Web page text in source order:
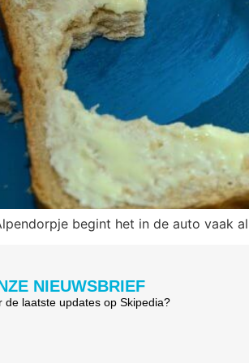
begint het in de auto vaak
NIEUWSBRIEF
de laatste updates op Skipedia?